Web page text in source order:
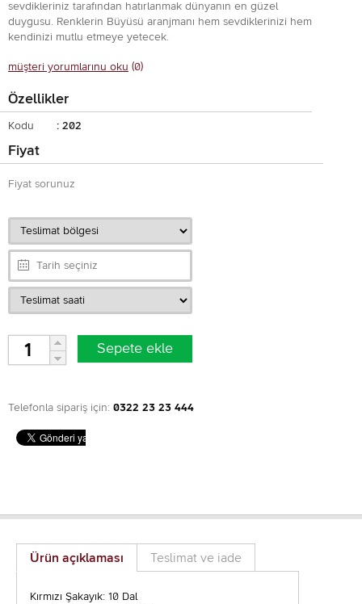
sevdikleriniz tarafından hatırlanmak dünyanın en güzel
duygusu. Renklerin Büyüsü aranjmanı hem sevdiklerinizi hem
kendinizi mutlu etmeye yetecek.
müşteri yorumlarınu oku (0)
Özellikler
Kodu : 202
Fiyat
Fiyat sorunuz
Telefonla sipariş için: 0322 23 23 444
Ürün açıklaması Teslimat ve iade
Kırmızı Şakayık: 10 Dal